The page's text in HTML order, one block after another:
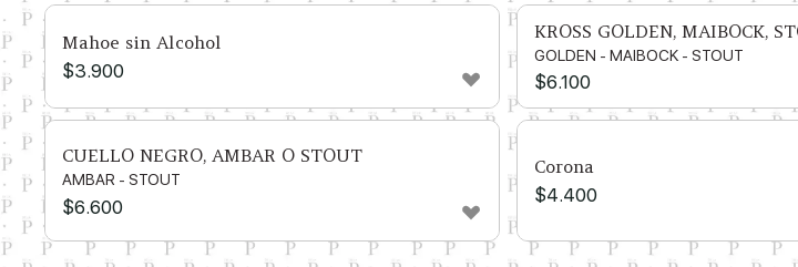
Mahoe sin Alcohol
$3.900
KROSS GOLDEN, MAIBOCK,
GOLDEN - MAIBOCK - STOUT
$6.100
CUELLO NEGRO, AMBAR O STOUT
AMBAR - STOUT
$6.600
Corona
$4.400